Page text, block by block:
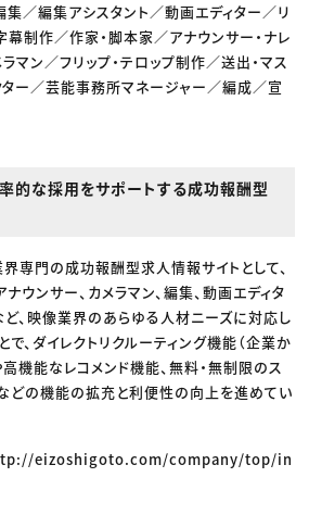
／編集アシスタント／動画エディター／リ
制作／作家・脚本家／アナウンサー・ナレ
マン／フリップ・テロップ制作／送出・マス
ター／芸能事務所マネージャー／編成／宣
的な採用をサポートする成功報酬型
専門の成功報酬型求人情報サイトとして、
ナウンサー、カメラマン、編集、動画エディタ
ど、映像業界のあらゆる人材ニーズに対応し
、ダイレクトリクルーティング機能（企業か
機能なレコメンド機能、無料・無制限のス
どの機能の拡充と利便性の向上を進めてい
http://eizoshigoto.com/company/top/in